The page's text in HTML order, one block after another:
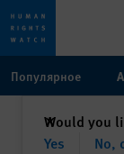
toto
content
Популярное
Would you
Yes
No,
✕закрыть